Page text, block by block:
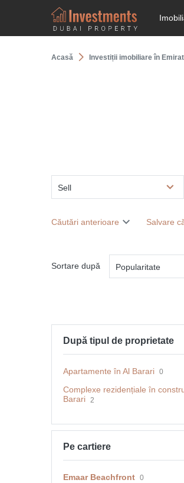
Acasă Investiții imobiliare în
Sell
Căutări anterioare Salvare
Sortare după Popularitate
După tipul de proprietate
Apartamente în Al Barari 0
Complexe rezidențiale în
Barari
2
Pe cartiere
Emaar Beachfront 0